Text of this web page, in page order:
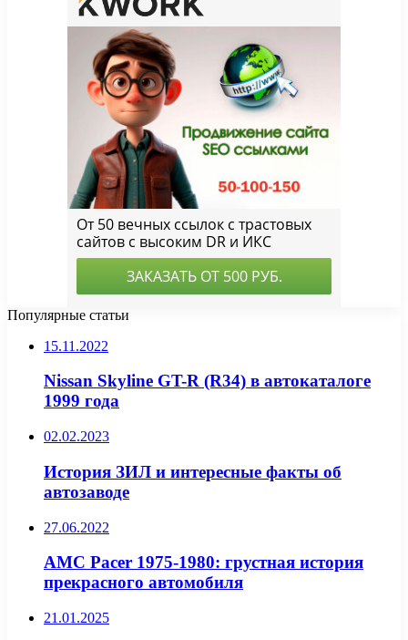
Популярные статьи
15.11.2022
Nissan Skyline GT-R (R34) в автокаталоге
1999 года
02.02.2023
История ЗИЛ и интересные факты об
автозаводе
27.06.2022
AMC Pacer 1975-1980: грустная история
прекрасного автомобиля
21.01.2025